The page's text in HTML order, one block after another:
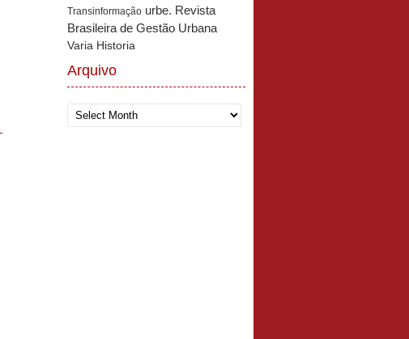
Transinformação urbe. Revista
Brasileira de Gestão Urbana
Varia Historia
Arquivo
Arquivo